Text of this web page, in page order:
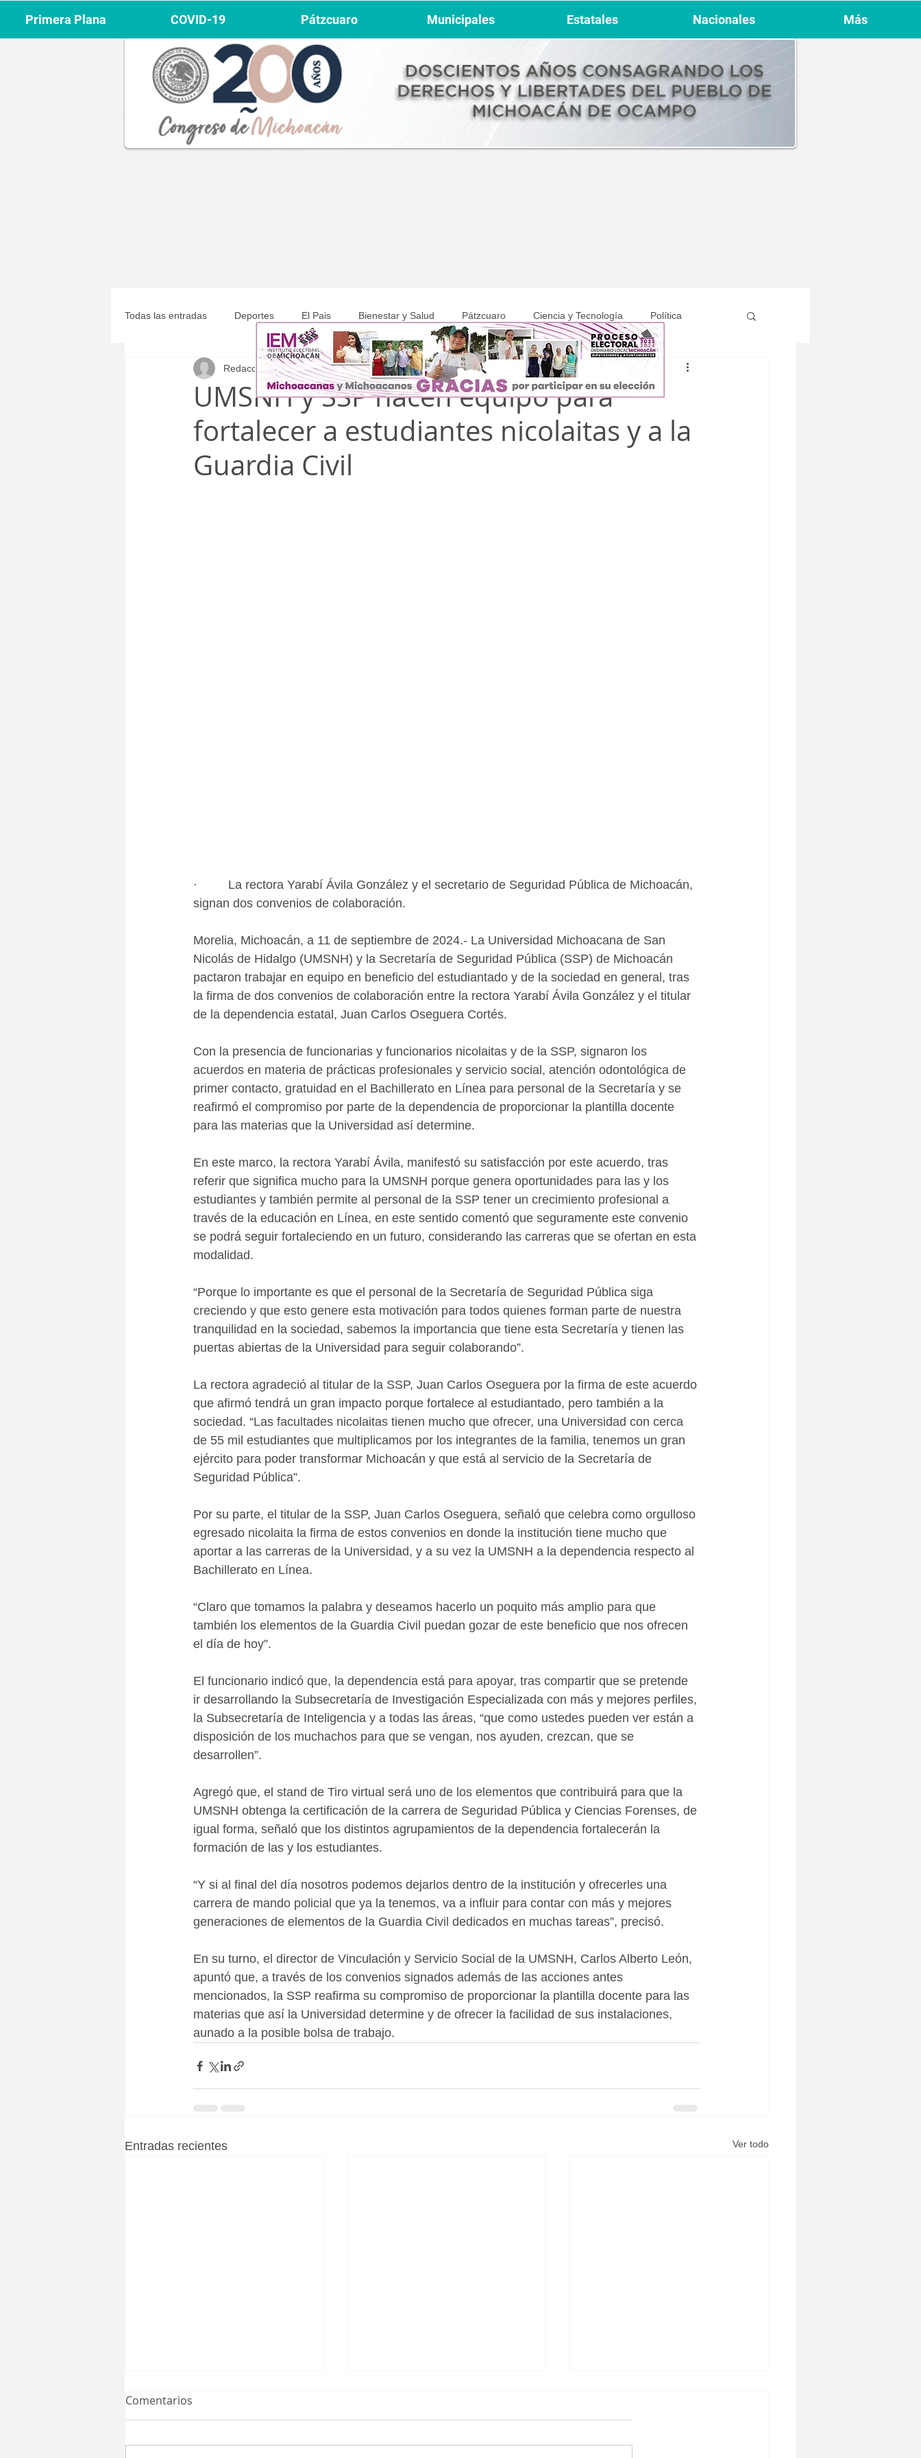
Todas las entradas Deportes El Pais Bienestar y Salud Pátzcuaro Ciencia y Tecnología Política
Michoacán Municipales COVID-19
UMSNH y SSP hacen equipo para
fortalecer a estudiantes nicolaitas y a la
Guardia Civil
Redacción 11 sept 2024 3 min de lectura
·         La rectora Yarabí Ávila González y el secretario de Seguridad Pública de Michoacán,
signan dos convenios de colaboración.
Morelia, Michoacán, a 11 de septiembre de 2024.- La Universidad Michoacana de San
Nicolás de Hidalgo (UMSNH) y la Secretaría de Seguridad Pública (SSP) de Michoacán
pactaron trabajar en equipo en beneficio del estudiantado y de la sociedad en general, tras
la firma de dos convenios de colaboración entre la rectora Yarabí Ávila González y el titular
de la dependencia estatal, Juan Carlos Oseguera Cortés.
Con la presencia de funcionarias y funcionarios nicolaitas y de la SSP, signaron los
acuerdos en materia de prácticas profesionales y servicio social, atención odontológica de
primer contacto, gratuidad en el Bachillerato en Línea para personal de la Secretaría y se
reafirmó el compromiso por parte de la dependencia de proporcionar la plantilla docente
para las materias que la Universidad así determine.
En este marco, la rectora Yarabí Ávila, manifestó su satisfacción por este acuerdo, tras
referir que significa mucho para la UMSNH porque genera oportunidades para las y los
estudiantes y también permite al personal de la SSP tener un crecimiento profesional a
través de la educación en Línea, en este sentido comentó que seguramente este convenio
se podrá seguir fortaleciendo en un futuro, considerando las carreras que se ofertan en esta
modalidad.
“Porque lo importante es que el personal de la Secretaría de Seguridad Pública siga
creciendo y que esto genere esta motivación para todos quienes forman parte de nuestra
tranquilidad en la sociedad, sabemos la importancia que tiene esta Secretaría y tienen las
puertas abiertas de la Universidad para seguir colaborando”.
La rectora agradeció al titular de la SSP, Juan Carlos Oseguera por la firma de este acuerdo
que afirmó tendrá un gran impacto porque fortalece al estudiantado, pero también a la
sociedad. “Las facultades nicolaitas tienen mucho que ofrecer, una Universidad con cerca
de 55 mil estudiantes que multiplicamos por los integrantes de la familia, tenemos un gran
ejército para poder transformar Michoacán y que está al servicio de la Secretaría de
Seguridad Pública”.
Por su parte, el titular de la SSP, Juan Carlos Oseguera, señaló que celebra como orgulloso
egresado nicolaita la firma de estos convenios en donde la institución tiene mucho que
aportar a las carreras de la Universidad, y a su vez la UMSNH a la dependencia respecto al
Bachillerato en Línea.
“Claro que tomamos la palabra y deseamos hacerlo un poquito más amplio para que
también los elementos de la Guardia Civil puedan gozar de este beneficio que nos ofrecen
el día de hoy”.
El funcionario indicó que, la dependencia está para apoyar, tras compartir que se pretende
ir desarrollando la Subsecretaría de Investigación Especializada con más y mejores perfiles,
la Subsecretaría de Inteligencia y a todas las áreas, “que como ustedes pueden ver están a
disposición de los muchachos para que se vengan, nos ayuden, crezcan, que se
desarrollen”.
Agregó que, el stand de Tiro virtual será uno de los elementos que contribuirá para que la
UMSNH obtenga la certificación de la carrera de Seguridad Pública y Ciencias Forenses, de
igual forma, señaló que los distintos agrupamientos de la dependencia fortalecerán la
formación de las y los estudiantes.
“Y si al final del día nosotros podemos dejarlos dentro de la institución y ofrecerles una
carrera de mando policial que ya la tenemos, va a influir para contar con más y mejores
generaciones de elementos de la Guardia Civil dedicados en muchas tareas”, precisó.
En su turno, el director de Vinculación y Servicio Social de la UMSNH, Carlos Alberto León,
apuntó que, a través de los convenios signados además de las acciones antes
mencionados, la SSP reafirma su compromiso de proporcionar la plantilla docente para las
materias que así la Universidad determine y de ofrecer la facilidad de sus instalaciones,
aunado a la posible bolsa de trabajo.
Entradas recientes Ver todo
Comentarios
Primera Plana COVID-19 Pátzcuaro Municipales Estatales Nacionales Más